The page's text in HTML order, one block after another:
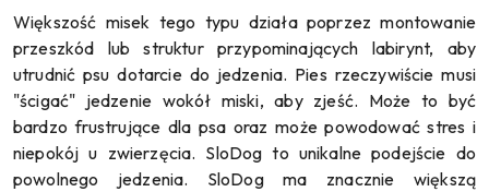
Większość misek tego typu działa poprzez montowanie
przeszkód lub struktur przypominających labirynt, aby
utrudnić psu dotarcie do jedzenia. Pies rzeczywiście musi
"ścigać" jedzenie wokół miski, aby zjeść. Może to być
bardzo frustrujące dla psa oraz może powodować stres i
niepokój u zwierzęcia. SloDog to unikalne podejście do
powolnego jedzenia. SloDog ma znacznie większą